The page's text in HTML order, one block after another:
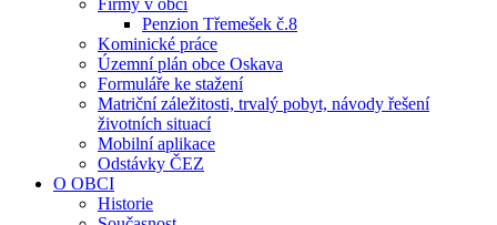
Firmy v obci
Penzion Třemešek č.8
Kominické práce
Územní plán obce Oskava
Formuláře ke stažení
Matriční záležitosti, trvalý pobyt, návody řešení
životních situací
Mobilní aplikace
Odstávky ČEZ
O OBCI
Historie